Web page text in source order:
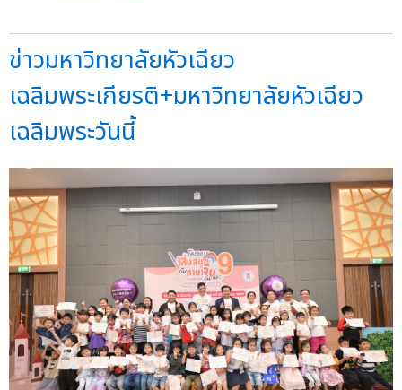
ข่าวมหาวิทยาลัยหัวเฉียว
เฉลิมพระเกียรติ+มหาวิทยาลัยหัวเฉียว
เฉลิมพระวันนี้